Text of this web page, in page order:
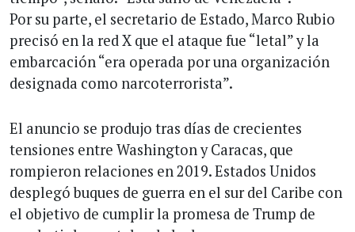
Por su parte, el secretario de Estado, Marco Rubio
precisó en la red X que el ataque fue “letal” y la
embarcación “era operada por una organización
designada como narcoterrorista”.
El anuncio se produjo tras días de crecientes
tensiones entre Washington y Caracas, que
rompieron relaciones en 2019. Estados Unidos
desplegó buques de guerra en el sur del Caribe con
el objetivo de cumplir la promesa de Trump de